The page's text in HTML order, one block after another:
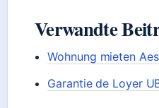
Verwandte
Wohnung mieten
Garantie de Loyer